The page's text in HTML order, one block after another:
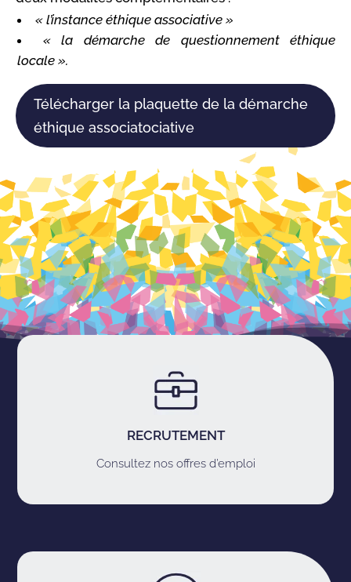
« l’instance éthique associative »
« la démarche de questionnement éthique
locale ».
Télécharger la plaquette de la démarche
éthique associatociative
RECRUTEMENT
Consultez nos offres d’emploi